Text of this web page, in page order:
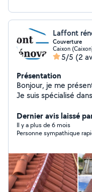
Laffont
Couverture
Caixon
5/5 (2
Présentation
Bonjour, je me
Je suis spécialisé
Pour tous vos projets
sur la confiance.
Dernier avis laissé
Il y a plus de 6 mois
Personne sympathique